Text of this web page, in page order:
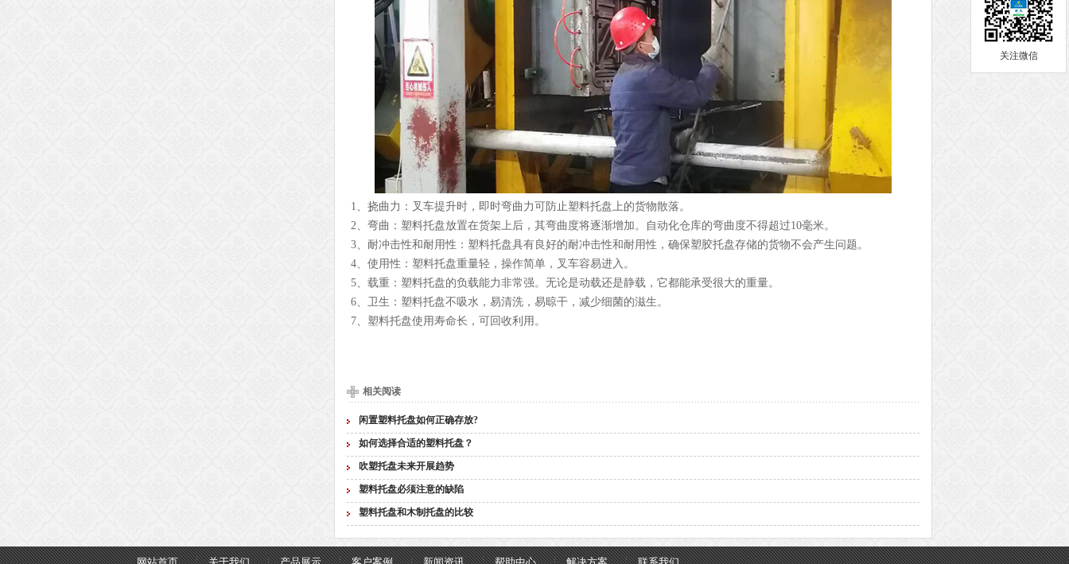
1、挠曲力：叉车提升时，即时弯曲力可防止塑料托盘上的货物散落。
2、弯曲：塑料托盘放置在货架上后，其弯曲度将逐渐增加。自动化仓库的弯曲度不得超过10毫米。
3、耐冲击性和耐用性：塑料托盘具有良好的耐冲击性和耐用性，确保塑胶托盘存储的货物不会产生问题。
4、使用性：塑料托盘重量轻，操作简单，叉车容易进入。
5、载重：塑料托盘的负载能力非常强。无论是动载还是静载，它都能承受很大的重量。
6、卫生：塑料托盘不吸水，易清洗，易晾干，减少细菌的滋生。
7、塑料托盘使用寿命长，可回收利用。
相关阅读
闲置塑料托盘如何正确存放?
如何选择合适的塑料托盘？
吹塑托盘未来开展趋势
塑料托盘必须注意的缺陷
塑料托盘和木制托盘的比较
关注微信